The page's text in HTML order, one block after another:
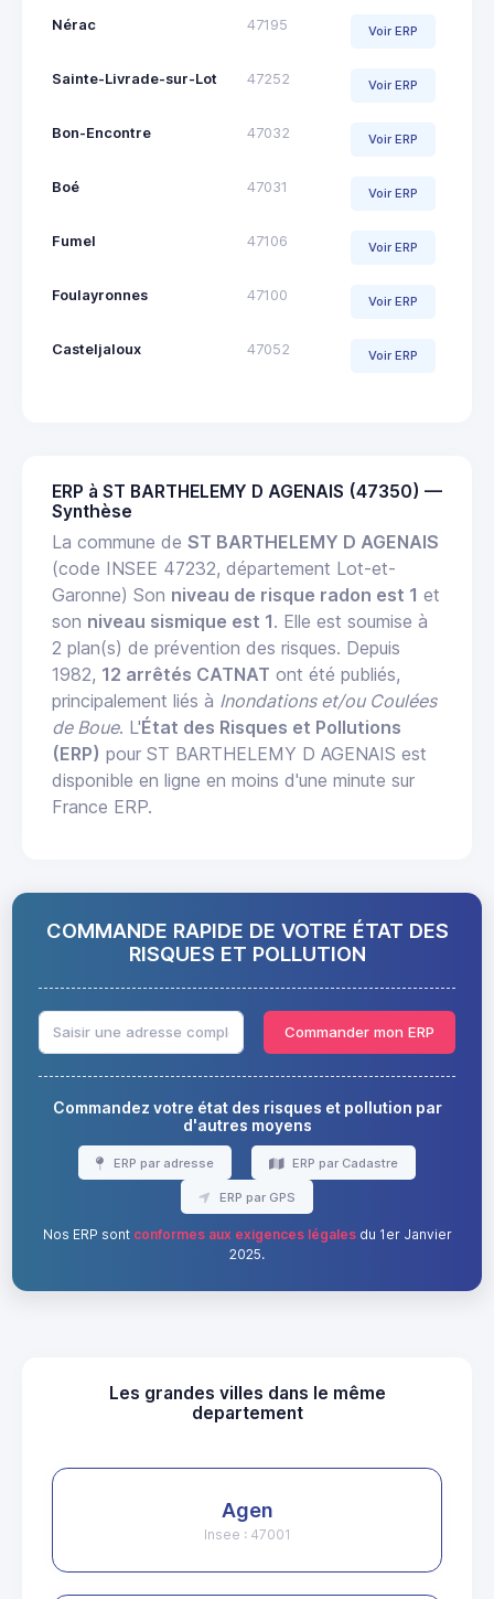
Nérac 47195 Voir ERP
Sainte-Livrade-sur-Lot 47252 Voir ERP
Bon-Encontre 47032 Voir ERP
Boé 47031 Voir ERP
Fumel 47106 Voir ERP
Foulayronnes 47100 Voir ERP
Casteljaloux 47052 Voir ERP
ERP à ST BARTHELEMY D AGENAIS (47350) —
Synthèse
La commune de ST BARTHELEMY D AGENAIS
(code INSEE 47232, département Lot-et-
Garonne) Son niveau de risque radon est 1 et
son niveau sismique est 1. Elle est soumise à
2 plan(s) de prévention des risques. Depuis
1982, 12 arrêtés CATNAT ont été publiés,
principalement liés à Inondations et/ou Coulées
de Boue. L'État des Risques et Pollutions
(ERP) pour ST BARTHELEMY D AGENAIS est
disponible en ligne en moins d'une minute sur
France ERP.
COMMANDE RAPIDE DE VOTRE ÉTAT DES
RISQUES ET POLLUTION
Commander mon ERP
Commandez votre état des risques et pollution par
d'autres moyens
ERP par adresse ERP par Cadastre
ERP par GPS
Nos ERP sont conformes aux exigences légalesdu 1er Janvier
2025.
Les grandes villes dans le même
departement
Agen
Insee : 47001